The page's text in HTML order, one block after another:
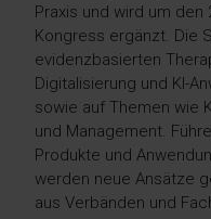
Praxis und wird um
Kongress ergänzt. Die
evidenzbasierten
Digitalisierung und KI-
sowie auf Themen wie
und Management.
Produkte und
werden neue Ansätze
aus Verbänden und